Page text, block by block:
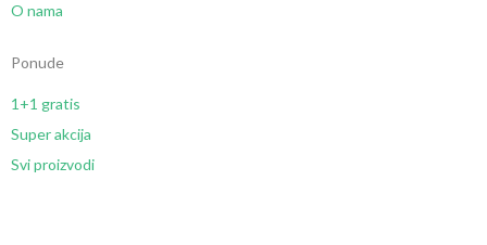
O nama
Ponude
1+1 gratis
Super akcija
Svi proizvodi